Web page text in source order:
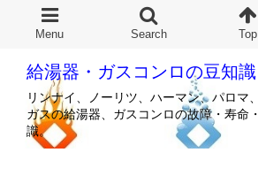
給湯器・ガスコンロの豆知識
リンナイ、ノーリツ、ハーマン、パロマ
ガスの給湯器、ガスコンロの故障・寿命
識。